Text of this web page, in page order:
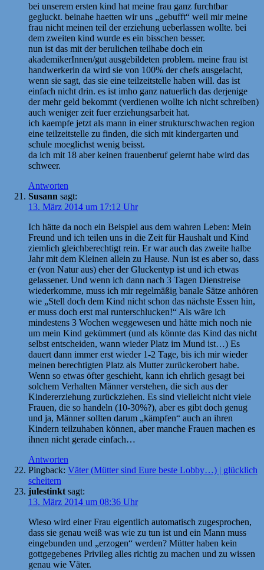
bei unserem ersten kind hat meine frau ganz furchtbar
gegluckt. beinahe haetten wir uns „gebufft“ weil mir meine
frau nicht meinen teil der erziehung ueberlassen wollte. bei
dem zweiten kind wurde es ein bisschen besser.
nun ist das mit der berulichen teilhabe doch ein
akademikerInnen/gut ausgebildeten problem. meine frau ist
handwerkerin da wird sie von 100% der chefs ausgelacht,
wenn sie sagt, das sie eine teilzeitstelle haben will. das ist
einfach nicht drin. es ist imho ganz natuerlich das derjenige
der mehr geld bekommt (verdienen wollte ich nicht schreiben)
auch weniger zeit fuer erziehungsarbeit hat.
ich kaempfe jetzt als mann in einer strukturschwachen region
eine teilzeitstelle zu finden, die sich mit kindergarten und
schule moeglichst wenig beisst.
da ich mit 18 aber keinen frauenberuf gelernt habe wird das
schweer.
Antworten
Susann sagt:
13. März 2014 um 17:12 Uhr
Ich hätte da noch ein Beispiel aus dem wahren Leben: Mein
Freund und ich teilen uns in die Zeit für Haushalt und Kind
ziemlich gleichberechtigt rein. Er war auch das zweite halbe
Jahr mit dem Kleinen allein zu Hause. Nun ist es aber so, dass
er (von Natur aus) eher der Gluckentyp ist und ich etwas
gelassener. Und wenn ich dann nach 3 Tagen Dienstreise
wiederkomme, muss ich mir regelmäßig banale Sätze anhören
wie „Stell doch dem Kind nicht schon das nächste Essen hin,
er muss doch erst mal runterschlucken!“ Als wäre ich
mindestens 3 Wochen weggewesen und hätte mich noch nie
um mein Kind gekümmert (und als könnte das Kind das nicht
selbst entscheiden, wann wieder Platz im Mund ist…) Es
dauert dann immer erst wieder 1-2 Tage, bis ich mir wieder
meinen berechtigten Platz als Mutter zurückerobert habe.
Wenn so etwas öfter geschieht, kann ich ehrlich gesagt bei
solchem Verhalten Männer verstehen, die sich aus der
Kindererziehung zurückziehen. Es sind vielleicht nicht viele
Frauen, die so handeln (10-30%?), aber es gibt doch genug
und ja, Männer sollten darum „kämpfen“ auch an ihren
Kindern teilzuhaben können, aber manche Frauen machen es
ihnen nicht gerade einfach…
Antworten
Pingback: Väter (Mütter sind Eure beste Lobby…) | glücklich
scheitern
julestinkt sagt:
13. März 2014 um 08:36 Uhr
Wieso wird einer Frau eigentlich automatisch zugesprochen,
dass sie genau weiß was wie zu tun ist und ein Mann muss
eingebunden und „erzogen“ werden? Mütter haben kein
gottgegebenes Privileg alles richtig zu machen und zu wissen
genau wie Väter.